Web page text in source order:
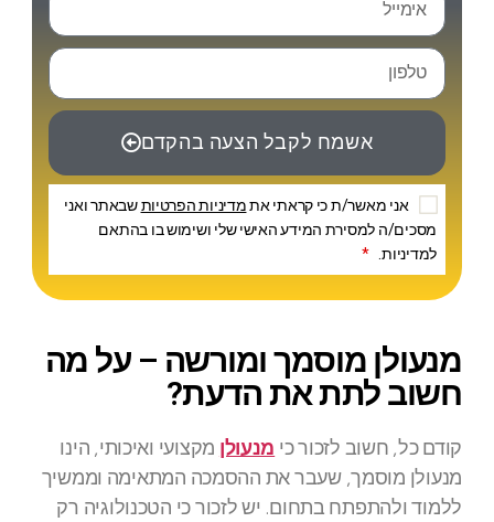
אשמח לקבל הצעה בהקדם
אני מאשר/ת כי קראתי אתמדיניות הפרטיותשבאתר ואני
מסכים/ה למסירת המידע האישי שלי ושימוש בו בהתאם
למדיניות.
*
מנעולן מוסמך ומורשה – על מה
חשוב לתת את הדעת?
קודם כל, חשוב לזכור כי מנעולן מקצועי ואיכותי, הינו
מנעולן מוסמך, שעבר את ההסמכה המתאימה וממשיך
ללמוד ולהתפתח בתחום. יש לזכור כי הטכנולוגיה רק